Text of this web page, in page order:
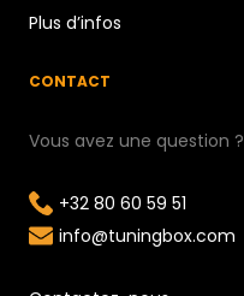
Plus d’infos
CONTACT
Vous avez une question ?
+32 80 60 59 51
info@tuningbox.com